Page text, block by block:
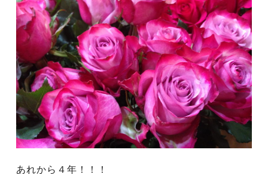
あれから４年！！！